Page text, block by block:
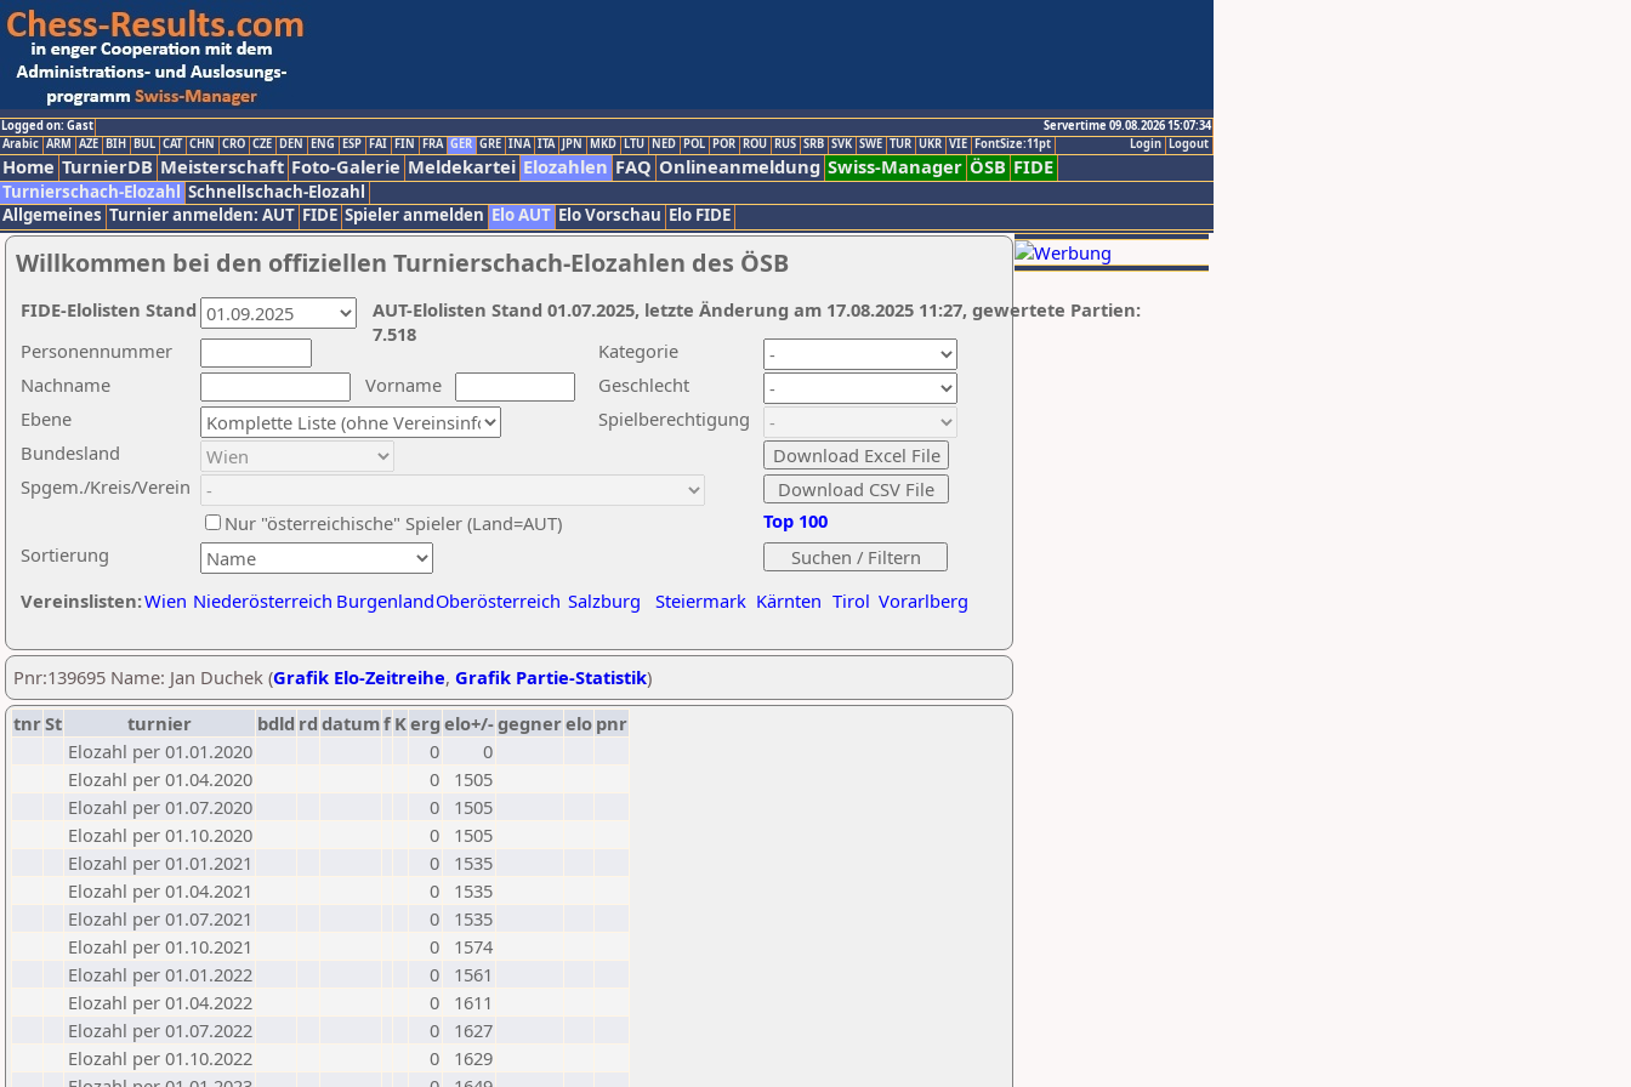
Logged on: Gast
Servertime 09.08.2026 15:07:34
Logout
Login
Arabic ARM AZE BIH BUL CAT CHN CRO CZE DEN ENG ESP FAI FIN FRA GER GRE INA ITA JPN MKD LTU NED POL POR ROU RUS SRB SVK SWE TUR UKR VIE FontSize:11pt
Home TurnierDB Meisterschaft Foto-Galerie Meldekartei Elozahlen FAQ Onlineanmeldung Swiss-Manager ÖSB FIDE
Turnierschach-Elozahl Schnellschach-Elozahl
Allgemeines Turnier anmelden: AUT FIDE Spieler anmelden Elo AUT Elo Vorschau Elo FIDE
Willkommen bei den offiziellen Turnierschach-Elozahlen des ÖSB
Nachname
Vorname
Ebene
Kategorie
Sortierung
Personennummer
Bundesland
Spgem./Kreis/Verein
Geschlecht
Nur "österreichische" Spieler (Land=AUT)
Spielberechtigung
Vereinslisten:Wien Niederösterreich BurgenlandOberösterreich Salzburg Steiermark Kärnten Tirol Vorarlberg
Top 100
AUT-Elolisten Stand 01.07.2025, letzte Änderung am 17.08.2025 11:27, gewertete Partien:
7.518
FIDE-Elolisten Stand
Pnr:139695 Name: Jan Duchek (Grafik Elo-Zeitreihe, Grafik Partie-Statistik)
tnrSt turnier bdld rd datumf Kerg elo+/-gegnerelo pnr
Elozahl per 01.01.2020
0
0
Elozahl per 01.04.2020
0
1505
Elozahl per 01.07.2020
0
1505
Elozahl per 01.10.2020
0
1505
Elozahl per 01.01.2021
0
1535
Elozahl per 01.04.2021
0
1535
Elozahl per 01.07.2021
0
1535
Elozahl per 01.10.2021
0
1574
Elozahl per 01.01.2022
0
1561
Elozahl per 01.04.2022
0
1611
Elozahl per 01.07.2022
0
1627
Elozahl per 01.10.2022
0
1629